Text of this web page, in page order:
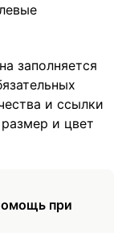
заполняется
и ссылки
и цвет
при